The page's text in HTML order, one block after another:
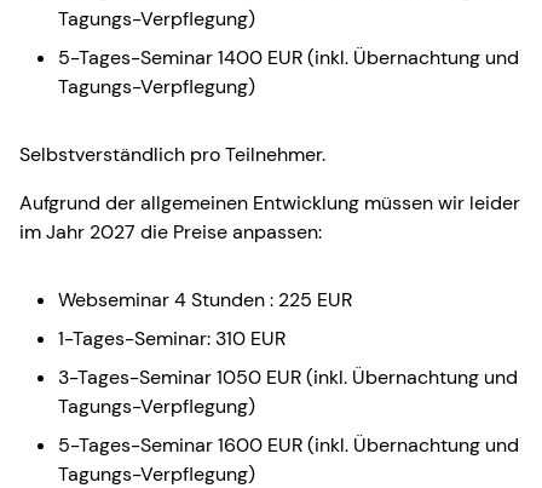
Tagungs-Verpflegung)
5-Tages-Seminar 1400 EUR (inkl. Übernachtung und
Tagungs-Verpflegung)
Selbstverständlich pro Teilnehmer.
Aufgrund der allgemeinen Entwicklung müssen wir leider
im Jahr 2027 die Preise anpassen:
Webseminar 4 Stunden : 225 EUR
1-Tages-Seminar: 310 EUR
3-Tages-Seminar 1050 EUR (inkl. Übernachtung und
Tagungs-Verpflegung)
5-Tages-Seminar 1600 EUR (inkl. Übernachtung und
Tagungs-Verpflegung)